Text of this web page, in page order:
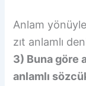
Anlam
zıt anlamlı
3) Buna göre
anlamlı